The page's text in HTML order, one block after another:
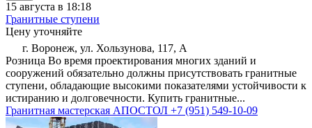
15 августа в 18:18
Гранитные ступени
Цену уточняйте
г. Воронеж, ул. Хользунова, 117, А
Розница Во время проектирования многих зданий и
сооружений обязательно должны присутствовать гранитные
ступени, обладающие высокими показателями устойчивости к
истиранию и долговечности. Купить гранитные...
Гранитная мастерская АПОСТОЛ +7 (951) 549-10-09